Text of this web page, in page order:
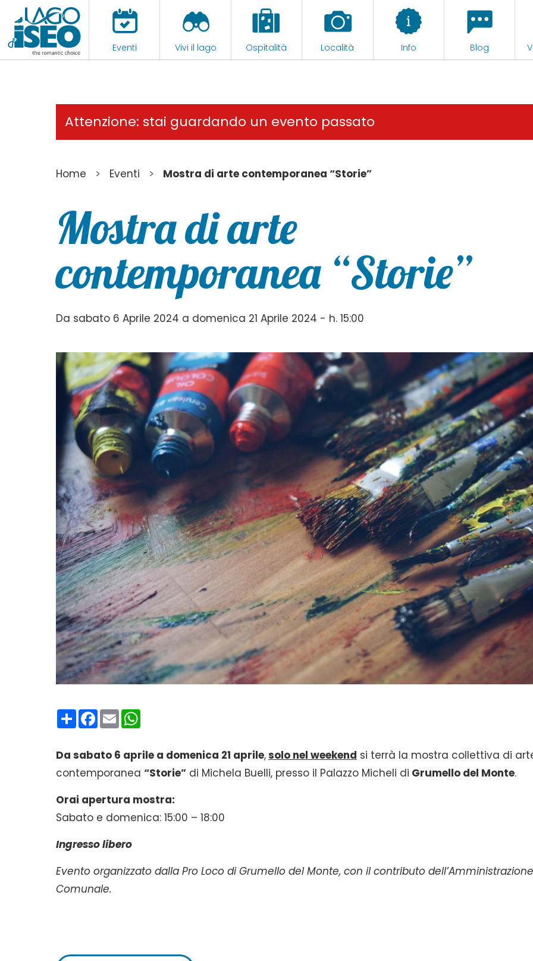
Eventi Vivi il lago Ospitalità Località Info Blog
Attenzione: stai guardando un evento passato
Home > Eventi > Mostra di arte contemporanea “Storie”
Mostra di arte
contemporanea “Storie”
Da sabato 6 Aprile 2024 a domenica 21 Aprile 2024 - h. 15:00
CondividiFacebook
Email
Da sabato 6 aprile a domenica 21 aprile,solo nel weekend si terrà la mostra collettiva di
contemporanea“Storie” di Michela Buelli, presso il Palazzo Micheli di Grumello del Monte.
Orai apertura mostra:
Sabato e domenica: 15:00 – 18:00
Ingresso libero
Evento organizzato dalla Pro Loco di Grumello del Monte, con il contributo
Comunale.